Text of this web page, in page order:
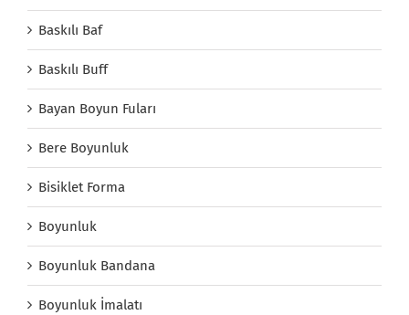
Baskılı Baf
Baskılı Buff
Bayan Boyun Fuları
Bere Boyunluk
Bisiklet Forma
Boyunluk
Boyunluk Bandana
Boyunluk İmalatı